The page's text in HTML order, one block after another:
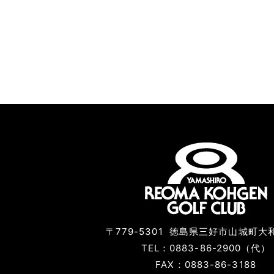
〒779-5301
徳島県三好市山城町
TEL：0883-86-2900（代）
FAX：0883-86-3188